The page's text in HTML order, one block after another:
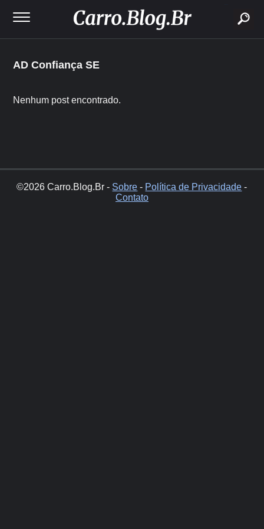
AD Confiança SE
Nenhum post encontrado.
©2026 Carro.Blog.Br - Sobre - Política de Privacidade -
Contato